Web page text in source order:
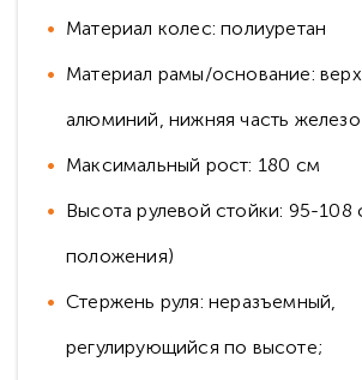
Материал колес: полиуретан
Материал рамы/основание:
алюминий, нижняя часть железо
Максимальный рост: 180 см
Высота рулевой стойки: 95-108
положения)
Стержень руля: неразъемный,
регулирующийся по высоте;